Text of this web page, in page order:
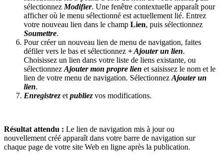
sélectionnez Modifier. Une fenêtre contextuelle apparaît pour
afficher où le menu sélectionné est actuellement lié. Entrez
votre nouveau lien dans le champ Lien, puis sélectionnez
Soumettre.
Pour créer un nouveau lien de menu de navigation, faites
défiler vers le bas et sélectionnez + Ajouter un lien.
Choisissez un lien dans votre liste de liens existante, ou
sélectionnez Ajouter mon propre lien et saisissez le nom et le
lien de votre menu de navigation. Sélectionnez Ajouter un
lien.
Enregistrez et publiez vos modifications.
Résultat attendu : Le lien de navigation mis à jour ou
nouvellement créé apparaît dans votre barre de navigation sur
chaque page de votre site Web en ligne après la publication.